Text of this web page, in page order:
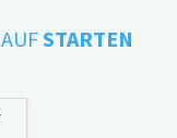
STARTEN